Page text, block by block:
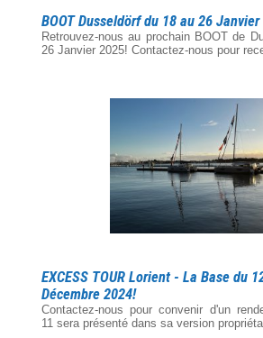
BOOT Dusseldörf du 18 au 26
Retrouvez-nous au prochain BOOT de
26 Janvier 2025! Contactez-nous pour
EXCESS TOUR Lorient - La Base du
Décembre 2024!
Contactez-nous pour convenir d'un
11 sera présenté dans sa version